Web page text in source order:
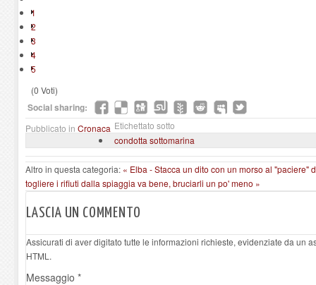
1
2
3
4
5
(0 Voti)
Social sharing:
Pubblicato in Cronaca Etichettato sotto
condotta sottomarina
Altro in questa categoria: « Elba - Stacca un dito con un morso al "paciere"
togliere i rifiuti dalla spiaggia va bene, bruciarli un po' meno »
LASCIA UN COMMENTO
Assicurati di aver digitato tutte le informazioni richieste, evidenziate da un
HTML.
Messaggio *